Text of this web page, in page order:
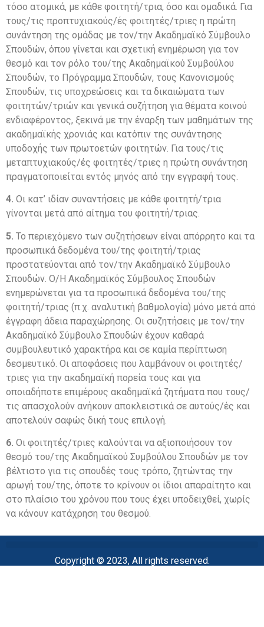
τόσο ατομικά, με κάθε φοιτητή/τρια, όσο και ομαδικά. Για
τους/τις προπτυχιακούς/ές φοιτητές/τριες η πρώτη
συνάντηση της ομάδας με τον/την Ακαδημαϊκό Σύμβουλο
Σπουδών, όπου γίνεται και σχετική ενημέρωση για τον
θεσμό και τον ρόλο του/της Ακαδημαϊκού Συμβούλου
Σπουδών, το Πρόγραμμα Σπουδών, τους Κανονισμούς
Σπουδών, τις υποχρεώσεις και τα δικαιώματα των
φοιτητών/τριών και γενικά συζήτηση για θέματα κοινού
ενδιαφέροντος, ξεκινά με την έναρξη των μαθημάτων της
ακαδημαϊκής χρονιάς και κατόπιν της συνάντησης
υποδοχής των πρωτοετών φοιτητών. Για τους/τις
μεταπτυχιακούς/ές φοιτητές/τριες η πρώτη συνάντηση
πραγματοποιείται εντός μηνός από την εγγραφή τους.
4. Οι κατ’ ιδίαν συναντήσεις με κάθε φοιτητή/τρια
γίνονται μετά από αίτημα του φοιτητή/τριας.
5. Το περιεχόμενο των συζητήσεων είναι απόρρητο και τα
προσωπικά δεδομένα του/της φοιτητή/τριας
προστατεύονται από τον/την Ακαδημαϊκό Σύμβουλο
Σπουδών. Ο/Η Ακαδημαϊκός Σύμβουλος Σπουδών
ενημερώνεται για τα προσωπικά δεδομένα του/της
φοιτητή/τριας (π.χ. αναλυτική βαθμολογία) μόνο μετά από
έγγραφη άδεια παραχώρησης. Οι συζητήσεις με τον/την
Ακαδημαϊκό Σύμβουλο Σπουδών έχουν καθαρά
συμβουλευτικό χαρακτήρα και σε καμία περίπτωση
δεσμευτικό. Οι αποφάσεις που λαμβάνουν οι φοιτητές/
τριες για την ακαδημαϊκή πορεία τους και για
οποιαδήποτε επιμέρους ακαδημαϊκά ζητήματα που τους/
τις απασχολούν ανήκουν αποκλειστικά σε αυτούς/ές και
αποτελούν σαφώς δική τους επιλογή.
6. Οι φοιτητές/τριες καλούνται να αξιοποιήσουν τον
θεσμό του/της Ακαδημαϊκού Συμβούλου Σπουδών με τον
βέλτιστο για τις σπουδές τους τρόπο, ζητώντας την
αρωγή του/της, όποτε το κρίνουν οι ίδιοι απαραίτητο και
στο πλαίσιο του χρόνου που τους έχει υποδειχθεί, χωρίς
να κάνουν κατάχρηση του θεσμού.
Copyright © 2023, All rights reserved.